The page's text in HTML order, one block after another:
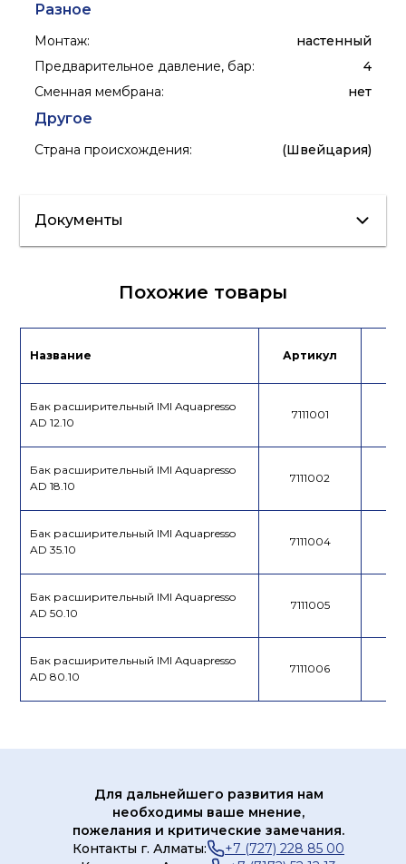
Разное
Монтаж:
настенный
Предварительное давление, бар:
4
Сменная мембрана: нет
Другое
Страна происхождения: (Швейцария)
Документы
Декларация
Похожие товары
Название Артикул
Бак расширительный IMI Aquapresso
AD 12.10
7111001
Бак расширительный IMI Aquapresso
AD 18.10
7111002
Бак расширительный IMI Aquapresso
AD 35.10
7111004
Бак расширительный IMI Aquapresso
AD 50.10
7111005
Бак расширительный IMI Aquapresso
AD 80.10
7111006
Для дальнейшего развития нам
необходимы ваше мнение,
пожелания и критические замечания.
Контакты г. Алматы:
+7 (727) 228 85 00